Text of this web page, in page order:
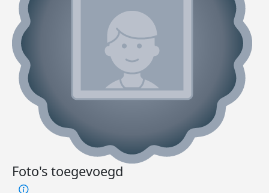
Foto's toegevoegd